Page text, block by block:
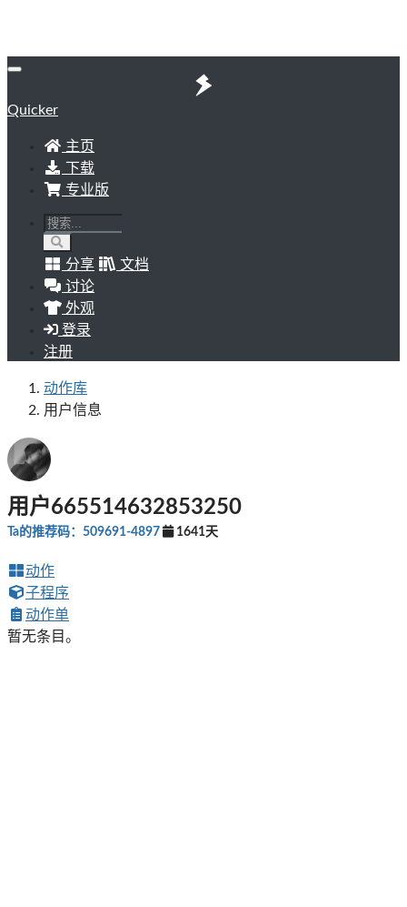
Quicker
主页
下载
专业版
分享
文档
讨论
外观
登录
注册
动作库
用户信息
用户665514632853250
Ta的推荐码：509691-4897 1641天
动作
子程序
动作单
暂无条目。